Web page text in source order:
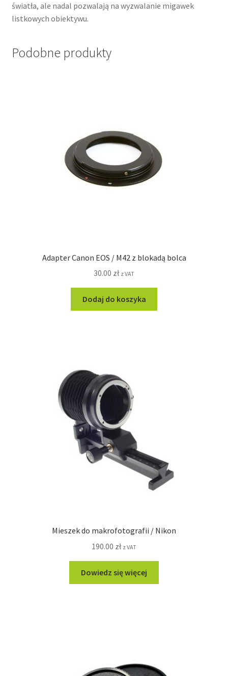
światła, ale nadal pozwalają na wyzwalanie migawek
listkowych obiektywu.
Podobne produkty
Adapter Canon EOS / M42 z blokadą bolca
30.00 zł z VAT
Dodaj do koszyka
Mieszek do makrofotografii / Nikon
190.00 zł z VAT
Dowiedz się więcej